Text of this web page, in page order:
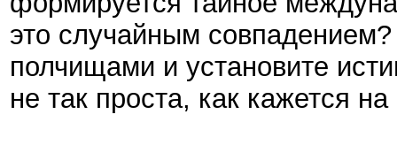
это случайным
полчищами и установите
не так проста, как кажется